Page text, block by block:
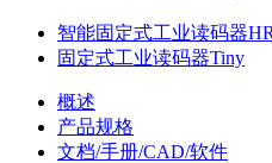
智能固定式工业读码器
固定式工业读码器Tiny
概述
产品规格
文档/手册/CAD/软件